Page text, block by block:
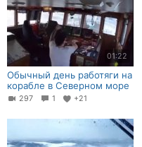
01:22
Обычный день работяги на
корабле в Северном море
297 1 +21